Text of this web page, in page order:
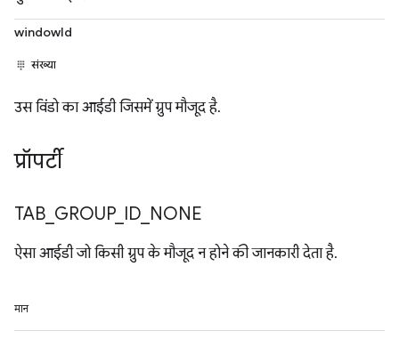
windowId
संख्या
उस विंडो का आईडी जिसमें ग्रुप मौजूद है.
प्रॉपर्टी
TAB GROUP_ ID NONE
ऐसा आईडी जो किसी ग्रुप के मौजूद न होने की जानकारी देता है.
मान